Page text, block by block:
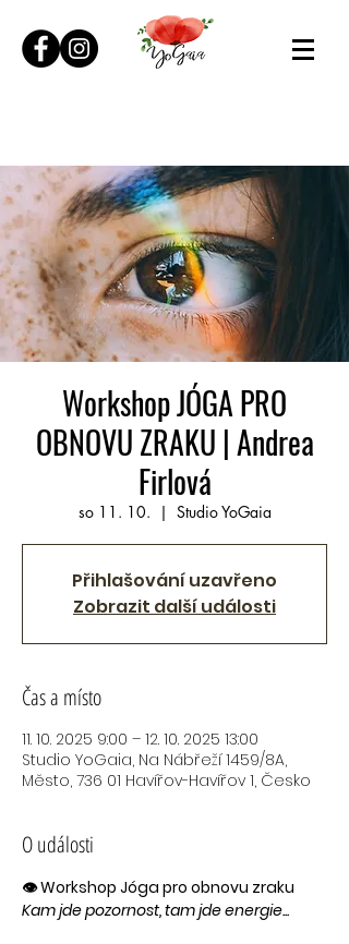
Workshop JÓGA PRO
OBNOVU ZRAKU | Andrea
Firlová
so 11. 10.
  |
Studio YoGaia
Přihlašování uzavřeno
Zobrazit další události
Čas a místo
11. 10. 2025 9:00 – 12. 10. 2025 13:00
Studio YoGaia, Na Nábřeží 1459/8A,
Město, 736 01 Havířov-Havířov 1, Česko
O události
👁 Workshop Jóga pro obnovu zraku
Kam jde pozornost, tam jde energie...